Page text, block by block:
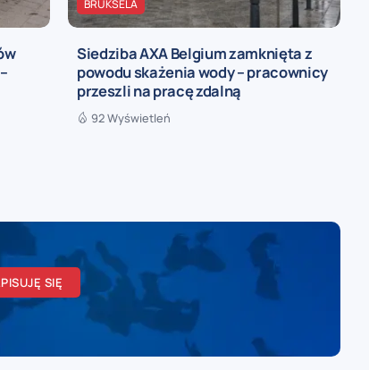
BRUKSELA
Siedziba AXA Belgium zamknięta z
powodu skażenia wody – pracownicy
przeszli na pracę zdalną
92 Wyświetleń
SIĘ